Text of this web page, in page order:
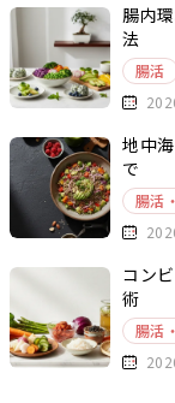
腸内
法
腸活
地中
で
腸活
コン
術
腸活